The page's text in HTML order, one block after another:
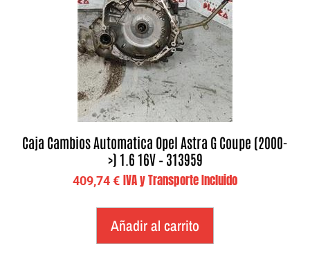
Caja Cambios Automatica Opel Astra G Coupe (2000-
>) 1.6 16V – 313959
409,74€ IVA y Transporte Incluido
Añadir al carrito